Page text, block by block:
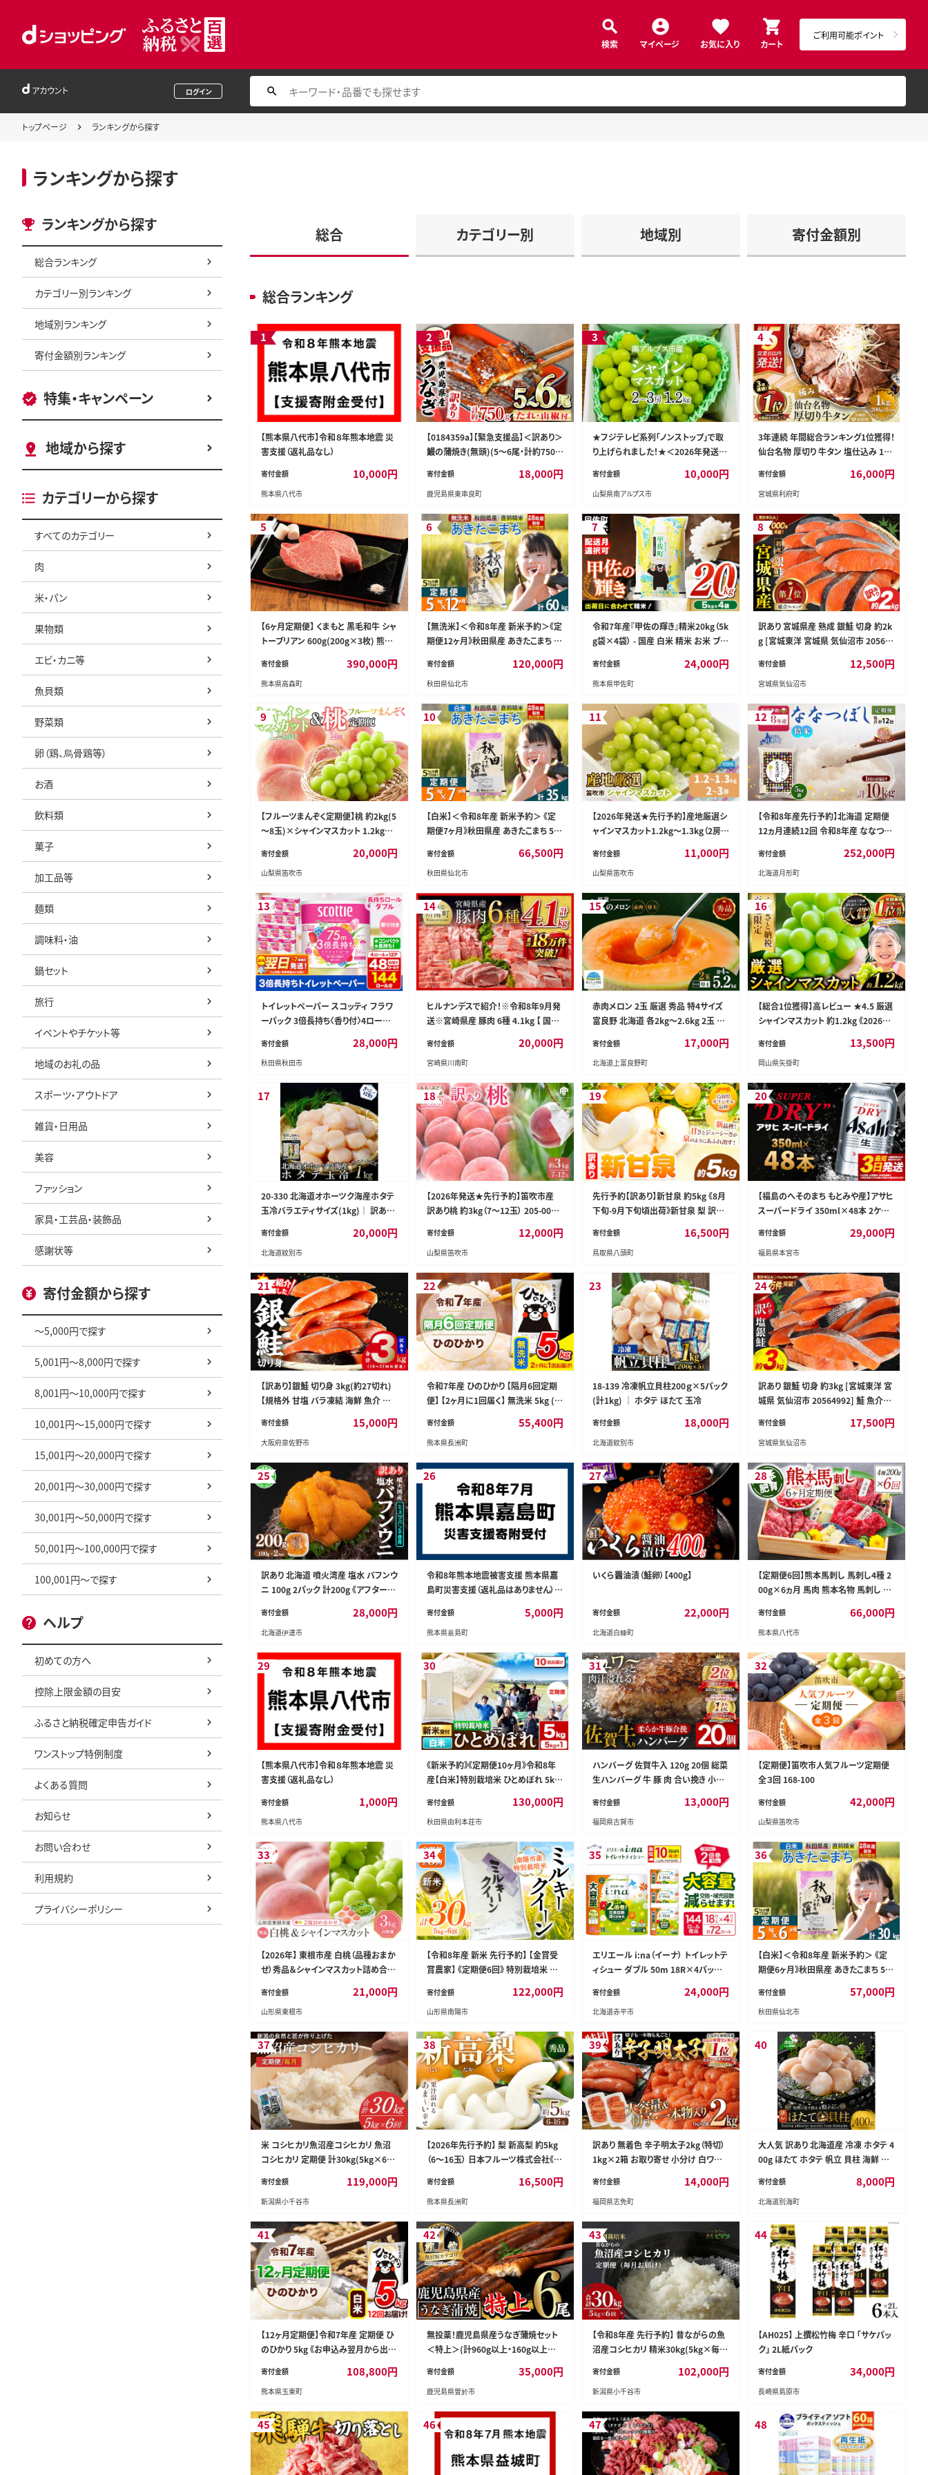
検索 マイページ お気に入り カート
ご利用可能ポイント
アカウント ログイン
トップページ ランキングから探す
ランキングから探す
ランキングから探す
総合ランキング
カテゴリー別ランキング
地域別ランキング
寄付金額別ランキング
特集・キャンペーン
地域から探す
カテゴリーから探す
すべてのカテゴリー
肉
米・パン
果物類
エビ・カニ等
魚貝類
野菜類
卵（鶏、烏骨鶏等）
お酒
飲料類
菓子
加工品等
麺類
調味料・油
鍋セット
旅行
イベントやチケット等
地域のお礼の品
スポーツ・アウトドア
雑貨・日用品
美容
ファッション
家具・工芸品・装飾品
感謝状等
寄付金額から探す
～5,000円で探す
5,001円～8,000円で探す
8,001円～10,000円で探す
10,001円～15,000円で探す
15,001円～20,000円で探す
20,001円～30,000円で探す
30,001円～50,000円で探す
50,001円～100,000円で探す
100,001円～で探す
ヘルプ
初めての方へ
控除上限金額の目安
ふるさと納税確定申告ガイド
ワンストップ特例制度
よくある質問
お知らせ
お問い合わせ
利用規約
プライバシーポリシー
総合 カテゴリー別 地域別 寄付金額別
総合ランキング
1
【熊本県八代市】令和８年熊本地震 災
害支援（返礼品なし）
寄付金額 10,000円
熊本県八代市
2
【0184359a】【緊急支援品】＜訳あり＞
鰻の蒲焼き(無頭)(5～6尾・計約750
蒲焼 蒲焼き たれ 鹿児島 ふるさと 人
気 支援 【アクアおおすみ】
寄付金額 18,000円
鹿児島県東串良町
3
★フジテレビ系列「ノンストップ」で取
り上げられました！★＜2026年発送先
カット1.2kg以上（2～3房） クール便
発送 ALPAG007
寄付金額 10,000円
山梨県南アルプス市
4
3年連続 年間総合ランキング1位獲得！
仙台名物 厚切り 牛タン 塩仕込み 1kg
タン タン塩 希少 部位 タン中 タン元
塩ダレ タレ 小分け 仙台 名物 厚切 肉
ュー BBQ 宮城県 利府町 船田食品]
寄付金額 16,000円
宮城県利府町
5
【6ヶ月定期便】 くまもと 黒毛和牛 シャ
トーブリアン 600g(200g×3枚) 熊本
寄付金額 390,000円
熊本県高森町
6
【無洗米】＜令和8年産 新米予約＞《定
期便12ヶ月》秋田県産 あきたこまち 5k
[サンファーム西木 米5kg 米 5kg 米 5
kg定期便 お米定期便 あきたこまち ご
寄付金額 120,000円
秋田県仙北市
7
令和7年産『甲佐の輝き』精米20kg（5k
g袋×4袋） - 国産 白米 精米 お米 ブレ
ター 生活応援 ひのひかり 森のくまさ
ん おすすめ 熊本県 甲佐町【価格改定
寄付金額 24,000円
熊本県甲佐町
8
訳あり 宮城県産 熟成 銀鮭 切身 約2k
g [宮城東洋 宮城県 気仙沼市 205633
サケ 鮭切身 シャケ 切り身 冷凍 おかず
弁当 支援 事業者支援 サーモン 魚 銀
寄付金額 12,500円
宮城県気仙沼市
9
【フルーツまんぞく定期便】桃 約2kg(5
～8玉)×シャインマスカット 1.2kg以
寄付金額 20,000円
山梨県笛吹市
10
【白米】＜令和8年産 新米予約＞ 《定
期便7ヶ月》秋田県産 あきたこまち 5kg
ファーム西木 米5kg 米 5kg 米 5kg定
期便 お米定期便 白米 あきたこまち ご
寄付金額 66,500円
秋田県仙北市
11
【2026年発送★先行予約】産地厳選シ
ャインマスカット1.2kg～1.3kg（2房～
3-26y
寄付金額 11,000円
山梨県笛吹市
12
【令和8年産先行予約】北海道 定期便
12ヵ月連続12回 令和8年産 ななつぼ
米 ごはん 国産 北海道産 ブランド米
おにぎり ふっくら 常温 お取り寄せ 産
寄付金額 252,000円
北海道月形町
13
トイレットペーパー スコッティ フラワ
ーパック 3倍長持ち〈香り付〉4ロール
発送 [スコッティ フラワーパック トイ
レットペーパー 日本製紙クレシア]
寄付金額 28,000円
秋田県秋田市
14
ヒルナンデスで紹介！※令和8年9月発
送※宮崎県産 豚肉 6種 4.1kg 【 国産
とんかつ 焼肉 ミヤチク 】［D00634r80
9］
寄付金額 20,000円
宮崎県川南町
15
赤肉メロン 2玉 厳選 秀品 特4サイズ
富良野 北海道 各2kg～2.6kg 2玉 セ
物 くだもの フルーツ デザート 旬の果
物 旬のフルーツ
寄付金額 17,000円
北海道上富良野町
16
【総合1位獲得】高レビュー ★4.5 厳選
シャインマスカット 約1.2kg 《2026年
祝除く)》 シャインマスカット ぶどう シ
ャインマスカット ブドウ フルーツ 大粒
ト 先行予約 岡山県産 シャインマスカ
ット 訳あり シャインマスカット シャイ
ンマスカット シャインマスカット シャイ
ンマスカット シャインマスカット シャイ
ンマスカット シャインマスカット ---ofn
_cwsmx_ae911_26_13500_h2---
寄付金額 13,500円
岡山県矢掛町
17
20-330 北海道オホーツク海産ホタテ
玉冷バラエティサイズ(1kg)｜ 訳あり
寄付金額 20,000円
北海道紋別市
18
【2026年発送★先行予約】笛吹市産
訳あり桃 約3kg（7～12玉） 205-003-2
寄付金額 12,000円
山梨県笛吹市
19
先行予約【訳あり】新甘泉 約5kg 《8月
下旬-9月下旬頃出荷》新甘泉 梨 訳あ
フルーツ 特産品 送料無料 果汁 デザ
ート 八頭 ---yazu_zsy_75_5kg---
寄付金額 16,500円
鳥取県八頭町
20
【福島のへそのまち もとみや産】アサヒ
スーパードライ 350ml×48本 2ケー
寄付金額 29,000円
福島県本宮市
21
【訳あり】銀鮭 切り身 3kg(約27切れ)
【規格外 甘塩 バラ凍結 海鮮 魚介 鮭
調理 家計応援】 G4148
寄付金額 15,000円
大阪府泉佐野市
22
令和7年産 ひのひかり 【隔月6回定期
便】 【2ヶ月に1回届く】 無洗米 5kg (5
月から出荷》 熊本県産 精米 ひの 米 こ
め お米 熊本県 長洲町---hn7tei_554
寄付金額 55,400円
熊本県長洲町
23
18-139 冷凍帆立貝柱200ｇ×5パック
(計1kg) ｜ ホタテ ほたて 玉冷
寄付金額 18,000円
北海道紋別市
24
訳あり 銀鮭 切身 約3kg [宮城東洋 宮
城県 気仙沼市 20564992] 鮭 魚介類
鮭切身 シャケ 切り身 冷凍 家庭用 お
かず 弁当 支援 サーモン 銀鮭切り身
寄付金額 17,500円
宮城県気仙沼市
25
訳あり 北海道 噴火湾産 塩水 バフンウ
ニ 100g 2パック 計200g 《アフター保
介類 ウニ丼 お寿司 濃厚 無添加 産地
直送 お取り寄せ 山村水産 送料無料
寄付金額 28,000円
北海道伊達市
26
令和8年熊本地震被害支援 熊本県嘉
島町災害支援（返礼品はありません） K
寄付金額 5,000円
熊本県嘉島町
27
いくら醤油漬（鮭卵）【400g】
寄付金額 22,000円
北海道白糠町
28
【定期便6回】熊本馬刺し 馬刺し4種 2
00g×6ヵ月 馬肉 熊本名物 馬刺し 馬
食べ比べ
寄付金額 66,000円
熊本県八代市
29
【熊本県八代市】令和８年熊本地震 災
害支援（返礼品なし）
寄付金額 1,000円
熊本県八代市
30
《新米予約》《定期便10ヶ月》令和8年
産【白米】特別栽培米 ひとめぼれ 5kg
米 特別栽培米 ブランド米 食卓 秋田
県産 秋田県 由利本荘市]
寄付金額 130,000円
秋田県由利本荘市
31
ハンバーグ 佐賀牛入 120g 20個 総菜
生ハンバーグ 牛 豚 肉 合い挽き 小分
ューシー 柔らかい 夕飯 おかず 贅沢
グルメ 九州 古賀市
寄付金額 13,000円
福岡県古賀市
32
【定期便】笛吹市人気フルーツ定期便
全３回 168-100
寄付金額 42,000円
山梨県笛吹市
33
【2026年】 東根市産 白桃（品種おまか
せ）秀品＆シャインマスカット詰め合わ
27-238
寄付金額 21,000円
山形県東根市
34
【令和8年産 新米 先行予約】 【金賞受
賞農家】 《定期便6回》 特別栽培米 ミ
年9月下旬～発送》 『あおきライスファ
ーム』 [1614-R8]
寄付金額 122,000円
山形県南陽市
35
エリエール i:na（イーナ） トイレットテ
ィシュー ダブル 50m 18R×4パック
配送 2倍巻 トイレットペーパー 交換
補充 回数減 長持ち まとめ買い 防災
需品 赤平市
寄付金額 24,000円
北海道赤平市
36
【白米】＜令和8年産 新米予約＞ 《定
期便6ヶ月》秋田県産 あきたこまち 5kg
ファーム西木 米5kg 米 5kg 米 5kg定
期便 お米定期便 白米 あきたこまち ご
寄付金額 57,000円
秋田県仙北市
37
米 コシヒカリ魚沼産コシヒカリ 魚沼
コシヒカリ 定期便 計30kg(5kg×6
精米 共栄農工社 | 魚沼産こしひかり
魚沼こしひかり 新潟県産コシヒカリ 新
しひかり 新潟産こしひかり 新潟こしひ
かり 新潟コシヒカリ お米 白米 おこめ
コメ オコメ にいがた 新潟県 小千谷
市 【0002-KY14DB00】
寄付金額 119,000円
新潟県小千谷市
38
【2026年先行予約】 梨 新高梨 約5kg
（6～16玉） 日本フルーツ株式会社《9
市 新高梨 梨 果物 フルーツ スイーツ
デザート ギフト ご贈答---sn_nfntn_a
寄付金額 16,500円
熊本県長洲町
39
訳あり 無着色 辛子明太子2kg（特切）
1kg×2箱 お取り寄せ 小分け 白ワイン
り寄せグルメ 博多 福岡 お土産 ギフト
海鮮 業務用 たっぷり HACCP認定
寄付金額 14,000円
福岡県志免町
40
大人気 訳あり 北海道産 冷凍 ホタテ 4
00g ほたて ホタテ 帆立 貝柱 海鮮 魚
大人気 人気 おすすめ 訳あり ）
寄付金額 8,000円
北海道別海町
41
【12ヶ月定期便】令和7年産 定期便 ひ
のひかり 5kg 《お申込み翌月から出
白米 精米 ひの 米 こめ ふるさとのうぜ
い ヒノヒカリ コメ 熊本米 ひのもり---
寄付金額 108,800円
熊本県玉東町
42
無投薬！鹿児島県産うなぎ蒲焼セット
＜特上＞(計960g以上・160g以上×6
養鰻】C7-v02
寄付金額 35,000円
鹿児島県曽於市
43
【令和8年産 先行予約】 昔ながらの魚
沼産コシヒカリ 精米30kg(5kg×毎月
0-02】
寄付金額 102,000円
新潟県小千谷市
44
【AH025】 上撰松竹梅 辛口 「サケパッ
ク」 2L紙パック
寄付金額 34,000円
長崎県島原市
45 46 47 48